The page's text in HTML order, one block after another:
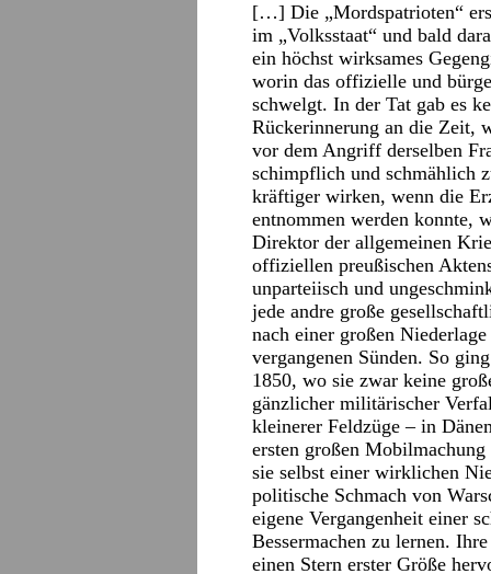
[…] Die „Mordspatrioten“
im „Volksstaat“ und bald
ein höchst wirksames
worin das offizielle und
schwelgt. In der Tat gab es
Rückerinnerung an die Zeit,
vor dem Angriff derselben
schimpflich und schmählich
kräftiger wirken, wenn die
entnommen werden konnte,
Direktor der allgemeinen
offiziellen preußischen
unparteiisch und
jede andre große
nach einer großen
vergangenen Sünden. So
1850, wo sie zwar keine
gänzlicher militärischer
kleinerer Feldzüge – in
ersten großen
sie selbst einer wirklichen
politische Schmach von
eigene Vergangenheit einer
Bessermachen zu lernen.
einen Stern erster Größe